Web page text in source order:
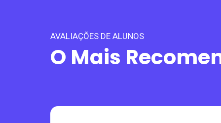
AVALIAÇÕES DE ALUNOS
O Mais